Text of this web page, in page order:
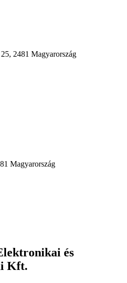
2481 Magyarország
Magyarország
és
Kft.